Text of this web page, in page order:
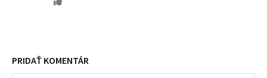
PRIDAŤ KOMENTÁR